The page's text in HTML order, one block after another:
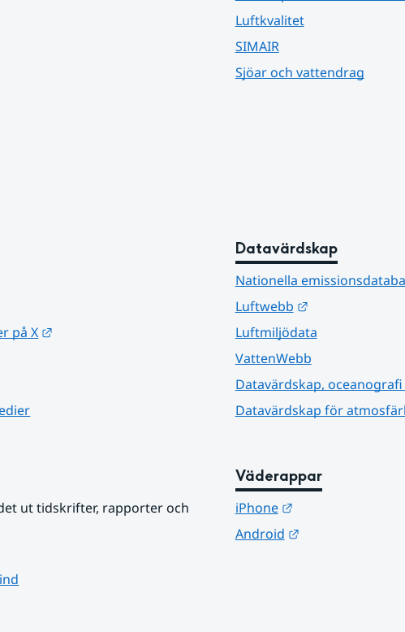
Luftkvalitet
SIMAIR
Sjöar och vattendrag
på X
Datavärdskap
Nationella
Luftwebb
Länk till annan
Luftmiljödata
VattenWebb
Datavärdskap,
Datavärdskap för
ut tidskrifter, rapporter och
Väderappar
iPhone
Länk till annan
Android
Länk till annan